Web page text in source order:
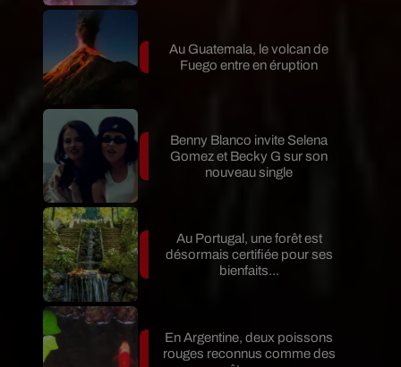
Au Guatemala, le volcan de
Fuego entre en éruption
Benny Blanco invite Selena
Gomez et Becky G sur son
nouveau single
Au Portugal, une forêt est
désormais certifiée pour ses
bienfaits...
En Argentine, deux poissons
rouges reconnus comme des